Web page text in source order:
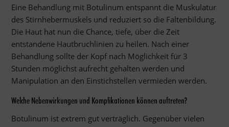
Eine Behandlung mit Botulinum entspannt die Muskulatur
des Stirnhebermuskels und reduziert so die Faltenbildung.
Die Haut hat nun die Chance, tiefe, über die Zeit
entstandene Hautbruchlinien zu heilen. Nach einer
Behandlung sollte der Kopf nach Möglichkeit für 3
Stunden möglichst aufrecht gehalten werden und
Manipulation an den Einstichstellen vermieden werden.
Welche Nebenwirkungen und Komplikationen können auftreten?
Botulinum ist extrem gut verträglich. Gegenüber vielen